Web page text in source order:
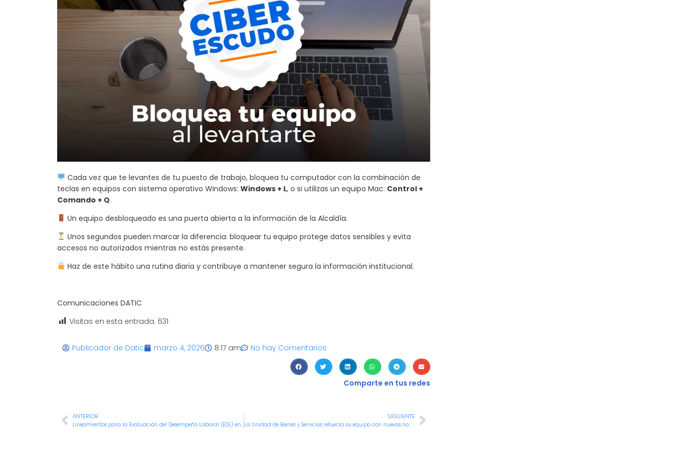
Cada vez que te levantes de tu puesto de trabajo, bloquea tu computador con la combinación de
teclas en equipos con sistema operativo Windows: Windows + L, o si utilizas un equipo Mac: Control +
Comando + Q.
Un equipo desbloqueado es una puerta abierta a la información de la Alcaldía.
Unos segundos pueden marcar la diferencia: bloquear tu equipo protege datos sensibles y evita
accesos no autorizados mientras no estás presente.
Haz de este hábito una rutina diaria y contribuye a mantener segura la información institucional.
Comunicaciones DATIC
Visitas en esta entrada: 631
Publicador de Datic marzo 4, 2026 8:17 am No hay Comentarios
Comparte en tus redes
ANTERIOR
Lineamientos para la Evaluación del Desempeño Laboral (EDL) en período de prueba
SIGUIENTE
La Unidad de Bienes y Servicios refuerza su equipo con nuevos nombramientos